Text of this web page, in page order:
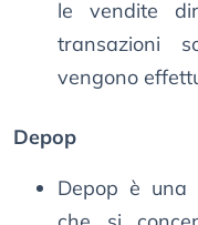
le vendite
transazioni
vengono
Depop
Depop è una